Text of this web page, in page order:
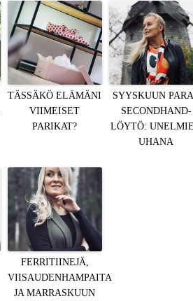
TÄSSÄKÖ ELÄMÄNI
VIIMEISET
PARIKAT?
SYYSKUUN
SECONDHAND-
LÖYTÖ:
UHANA
FERRITIINEJÄ,
VIISAUDENHAMPAITA
JA MARRASKUUN